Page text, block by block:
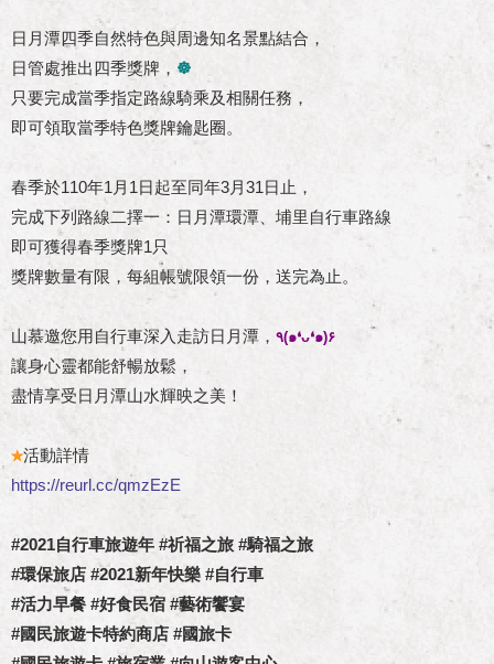
日月潭四季自然特色與周邊知名景點結合，
日管處推出四季獎牌， ☸
只要完成當季指定路線騎乘及相關任務，
即可領取當季特色獎牌鑰匙圈。
春季於110年1月1日起至同年3月31日止，
完成下列路線二擇一：日月潭環潭、埔里自行車路線
即可獲得春季獎牌1只
獎牌數量有限，每組帳號限領一份，送完為止。
山慕邀您用自行車深入走訪日月潭， ٩(๑❛ᴗ❛๑)۶
讓身心靈都能舒暢放鬆，
盡情享受日月潭山水輝映之美！
✮活動詳情
https://reurl.cc/qmzEzE
#2021自行車旅遊年 #祈福之旅 #騎福之旅
#環保旅店 #2021新年快樂 #自行車
#活力早餐 #好食民宿 #藝術饗宴
#國民旅遊卡特約商店 #國旅卡